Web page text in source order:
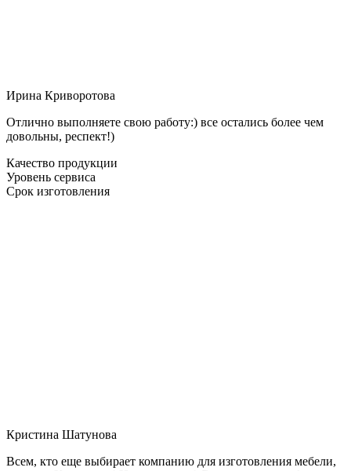
Ирина Криворотова
Отлично выполняете свою работу:) все остались более чем
довольны, респект!)
Качество продукции
Уровень сервиса
Срок изготовления
Кристина Шатунова
Всем, кто еще выбирает компанию для изготовления мебели,